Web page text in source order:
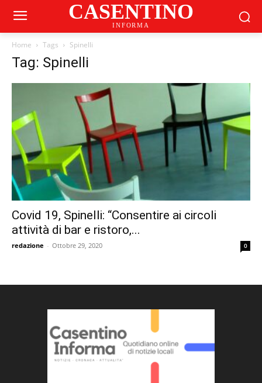
CASENTINO
INFORMA
Home Tags Spinelli
Tag: Spinelli
Covid 19, Spinelli: “Consentire ai circoli
attività di bar e ristoro,...
redazione - Ottobre 29, 2020 0